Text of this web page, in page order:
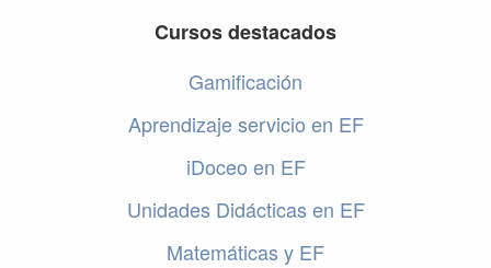
Cursos destacados
Gamificación
Aprendizaje servicio en EF
iDoceo en EF
Unidades Didácticas en EF
Matemáticas y EF